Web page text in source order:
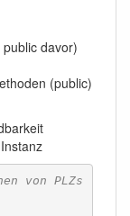
davor)
(public)
von PLZs